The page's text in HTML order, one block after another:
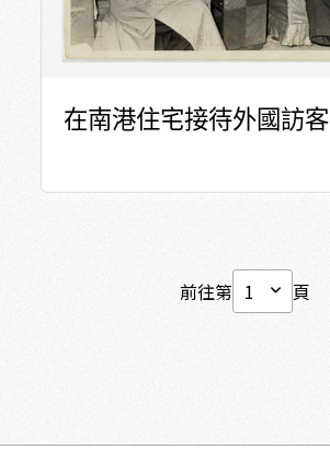
在南港住宅接待外國訪客
前往第 頁